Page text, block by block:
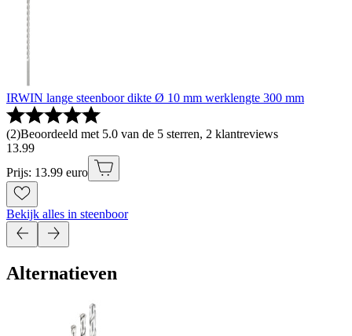
IRWIN lange steenboor dikte Ø 10 mm werklengte 300 mm
(2)Beoordeeld met 5.0 van de 5 sterren, 2 klantreviews
13.99
Prijs: 13.99 euro
Bekijk alles in steenboor
Alternatieven